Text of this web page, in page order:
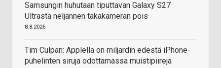
Samsungin huhutaan tiputtavan Galaxy S27
Ultrasta neljännen takakameran pois
8.8.2026
Tim Culpan: Applella on miljardin edestä iPhone-
puhelinten siruja odottamassa muistipiirejä